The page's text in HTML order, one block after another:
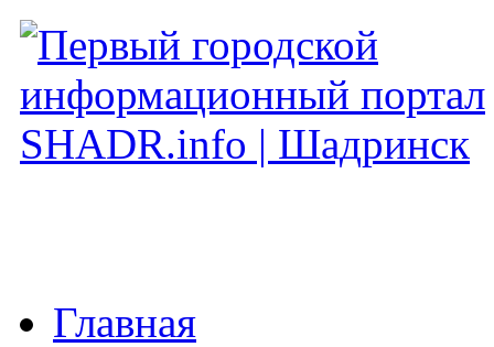
Главная